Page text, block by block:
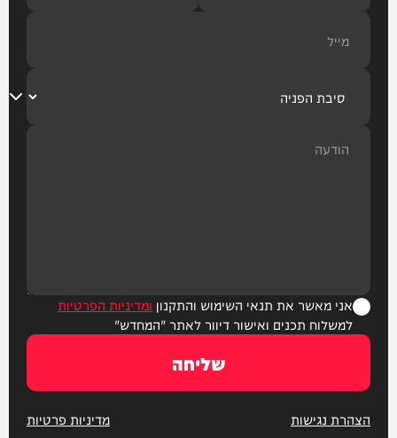
אני מאשר את תנאי השימוש והתקנון ומדיניות הפרטיות
למשלוח תכנים ואישור דיוור לאתר "המחדש"
שליחה
הצהרת נגישות מדיניות פרטיות